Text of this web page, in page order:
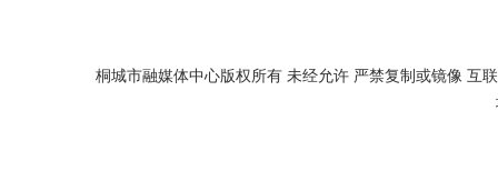
桐城市融媒体中心版权所有 未经允许 严禁复制或镜像